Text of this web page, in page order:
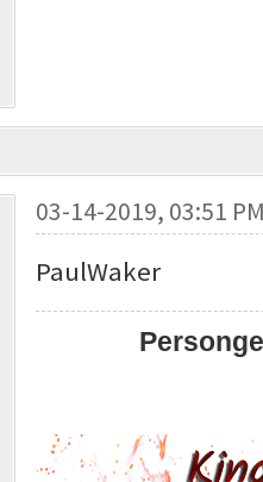
03-14-2019, 03:51
PaulWaker